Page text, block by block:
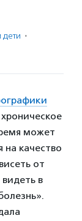
дети ·
может
на качество
от
видеть в